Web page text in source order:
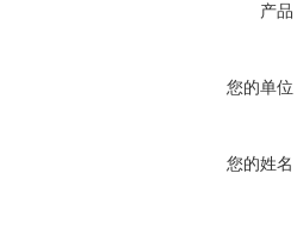
产品
您的单位
您的姓名